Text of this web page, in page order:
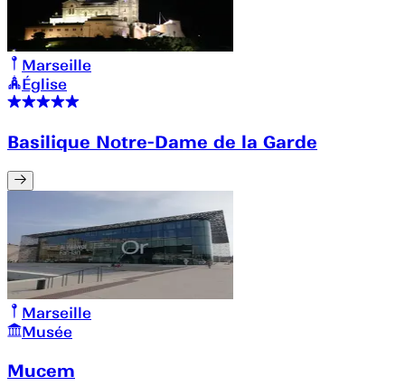
Marseille
Église
Basilique Notre-Dame de la Garde
Marseille
Musée
Mucem